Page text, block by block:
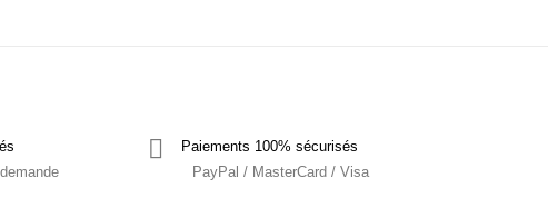
Paiements 100% sécurisés
PayPal / MasterCard / Visa